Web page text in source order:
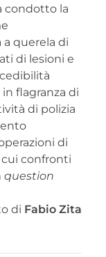
condotto la
a querela di
di lesioni e
flagranza di
di polizia
di
confronti
question
di Fabio Zita